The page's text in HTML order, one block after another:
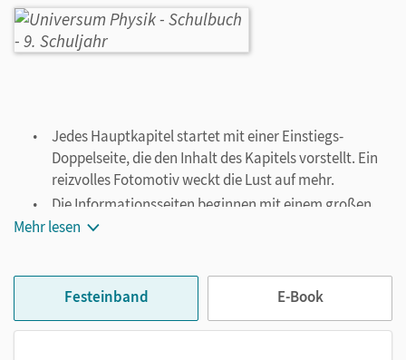
Jedes Hauptkapitel startet mit einer Einstiegs-
Doppelseite, die den Inhalt des Kapitels vorstellt. Ein
reizvolles Fotomotiv weckt die Lust auf mehr.
Die Informationsseiten beginnen mit einem großen
Einstiegsbild, das den Bezug zwischen physikalischem
leitet durch eine Frage oder eine Problemstellung auf
insbesondere das Wechselspiel zwischen Vermutung
Mehr lesen
Festeinband E-Book